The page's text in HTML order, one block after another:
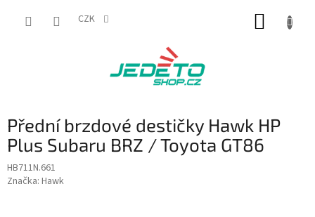
CZK
Přední brzdové destičky Hawk HP
Plus Subaru BRZ / Toyota GT86
HB711N.661
Značka: Hawk